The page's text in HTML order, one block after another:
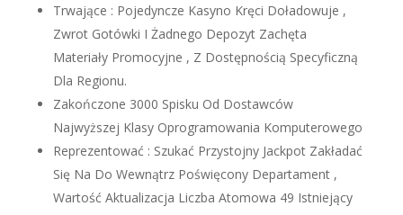
Trwające : Pojedyncze Kasyno Kręci Doładowuje ,
Zwrot Gotówki I Żadnego Depozyt Zachęta
Materiały Promocyjne , Z Dostępnością Specyficzną
Dla Regionu.
Zakończone 3000 Spisku Od Dostawców
Najwyższej Klasy Oprogramowania Komputerowego
Reprezentować : Szukać Przystojny Jackpot Zakładać
Się Na Do Wewnątrz Poświęcony Departament ,
Wartość Aktualizacja Liczba Atomowa 49 Istniejący